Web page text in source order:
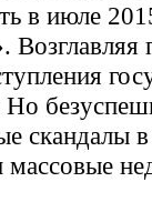
в июле
скандалы в